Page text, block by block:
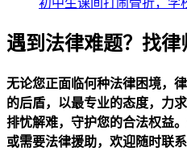
初中生课间打闹骨折，学
遇到法律难题？找律
无论您正面临何种法律困境，
的后盾，以最专业的态度，力
排忧解难，守护您的合法权益
或需要法律援助，欢迎随时联系